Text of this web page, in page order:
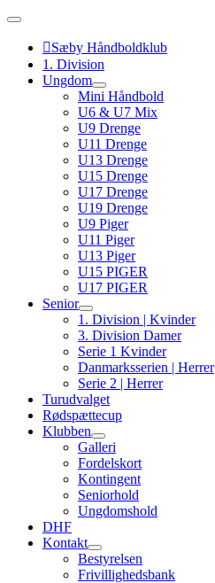
Skip
content Sæby Håndboldklub
1. Division
Ungdom
Mini Håndbold
U6 & U7 Mix
U9 Drenge
U11 Drenge
U13 Drenge
U15 Drenge
U17 Drenge
U19 Drenge
U9 Piger
U11 Piger
U13 Piger
U15 PIGER
U17 PIGER
Senior
1. Division | Kvinder
3. Division Damer
Serie 1 Kvinder
Danmarksserien | Herrer
Serie 2 | Herrer
Turudvalget
Rødspættecup
Klubben
Galleri
Fordelskort
Kontingent
Seniorhold
Ungdomshold
DHF
Kontakt
Bestyrelsen
Frivillighedsbank